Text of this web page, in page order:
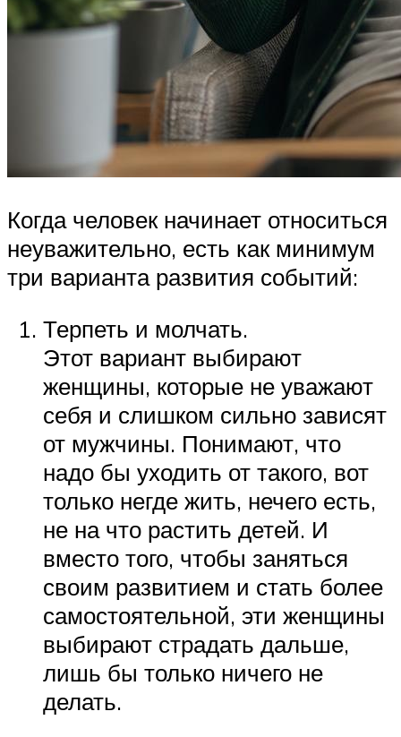
Когда человек начинает относиться
неуважительно, есть как минимум
три варианта развития событий:
Терпеть и молчать.
Этот вариант выбирают
женщины, которые не уважают
себя и слишком сильно зависят
от мужчины. Понимают, что
надо бы уходить от такого, вот
только негде жить, нечего есть,
не на что растить детей. И
вместо того, чтобы заняться
своим развитием и стать более
самостоятельной, эти женщины
выбирают страдать дальше,
лишь бы только ничего не
делать.